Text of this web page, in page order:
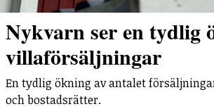
Nykvarn ser en tydlig
villaförsäljningar
En tydlig ökning av antalet
och bostadsrätter.